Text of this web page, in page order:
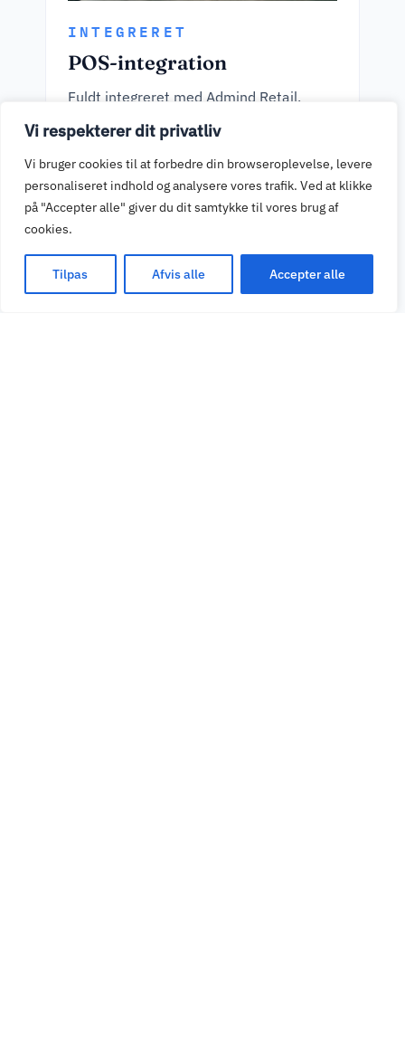
Vi respekterer dit privatliv
Vi bruger cookies til at forbedre din browseroplevelse, levere
personaliseret indhold og analysere vores trafik. Ved at klikke
på "Accepter alle" giver du dit samtykke til vores brug af
cookies.
Tilpas Afvis alle Accepter alle
INTEGRERET
POS-integration
Fuldt integreret med Admind Retail.
Kasseapparat og betalingsterminal taler
sammen — beløb overføres automatisk,
ingen manuel indtastning.